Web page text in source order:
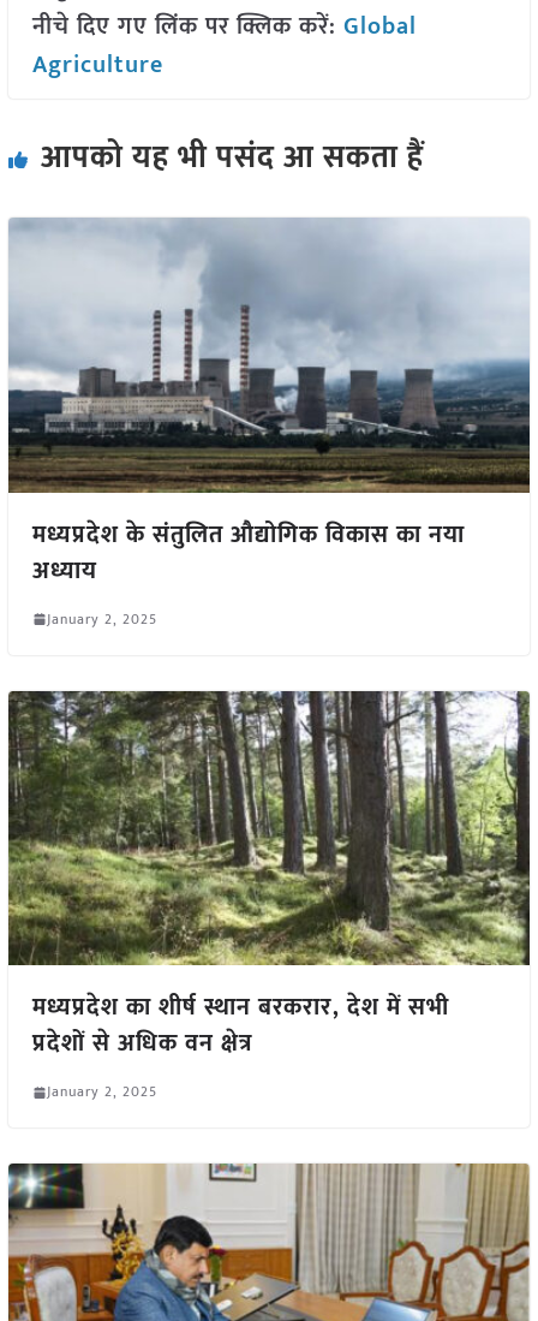
नीचे दिए गए लिंक पर क्लिक करें: Global
Agriculture
आपको यह भी पसंद आ सकता हैं
मध्यप्रदेश के संतुलित औद्योगिक विकास का नया
अध्याय
January 2, 2025
मध्यप्रदेश का शीर्ष स्थान बरकरार, देश में सभी
प्रदेशों से अधिक वन क्षेत्र
January 2, 2025